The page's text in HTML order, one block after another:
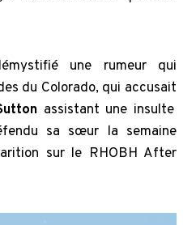
une rumeur qui
du Colorado, qui accusait
assistant une insulte
sa sœur la semaine
sur le RHOBH After